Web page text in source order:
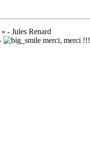
- Jules Renard
merci, merci !!!